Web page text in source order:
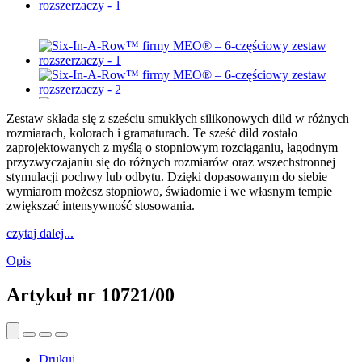
Zestaw składa się z sześciu smukłych silikonowych dild w różnych
rozmiarach, kolorach i gramaturach. Te sześć dild zostało
zaprojektowanych z myślą o stopniowym rozciąganiu, łagodnym
przyzwyczajaniu się do różnych rozmiarów oraz wszechstronnej
stymulacji pochwy lub odbytu. Dzięki dopasowanym do siebie
wymiarom możesz stopniowo, świadomie i we własnym tempie
zwiększać intensywność stosowania.
czytaj dalej...
Opis
Artykuł nr 10721/00
Drukuj